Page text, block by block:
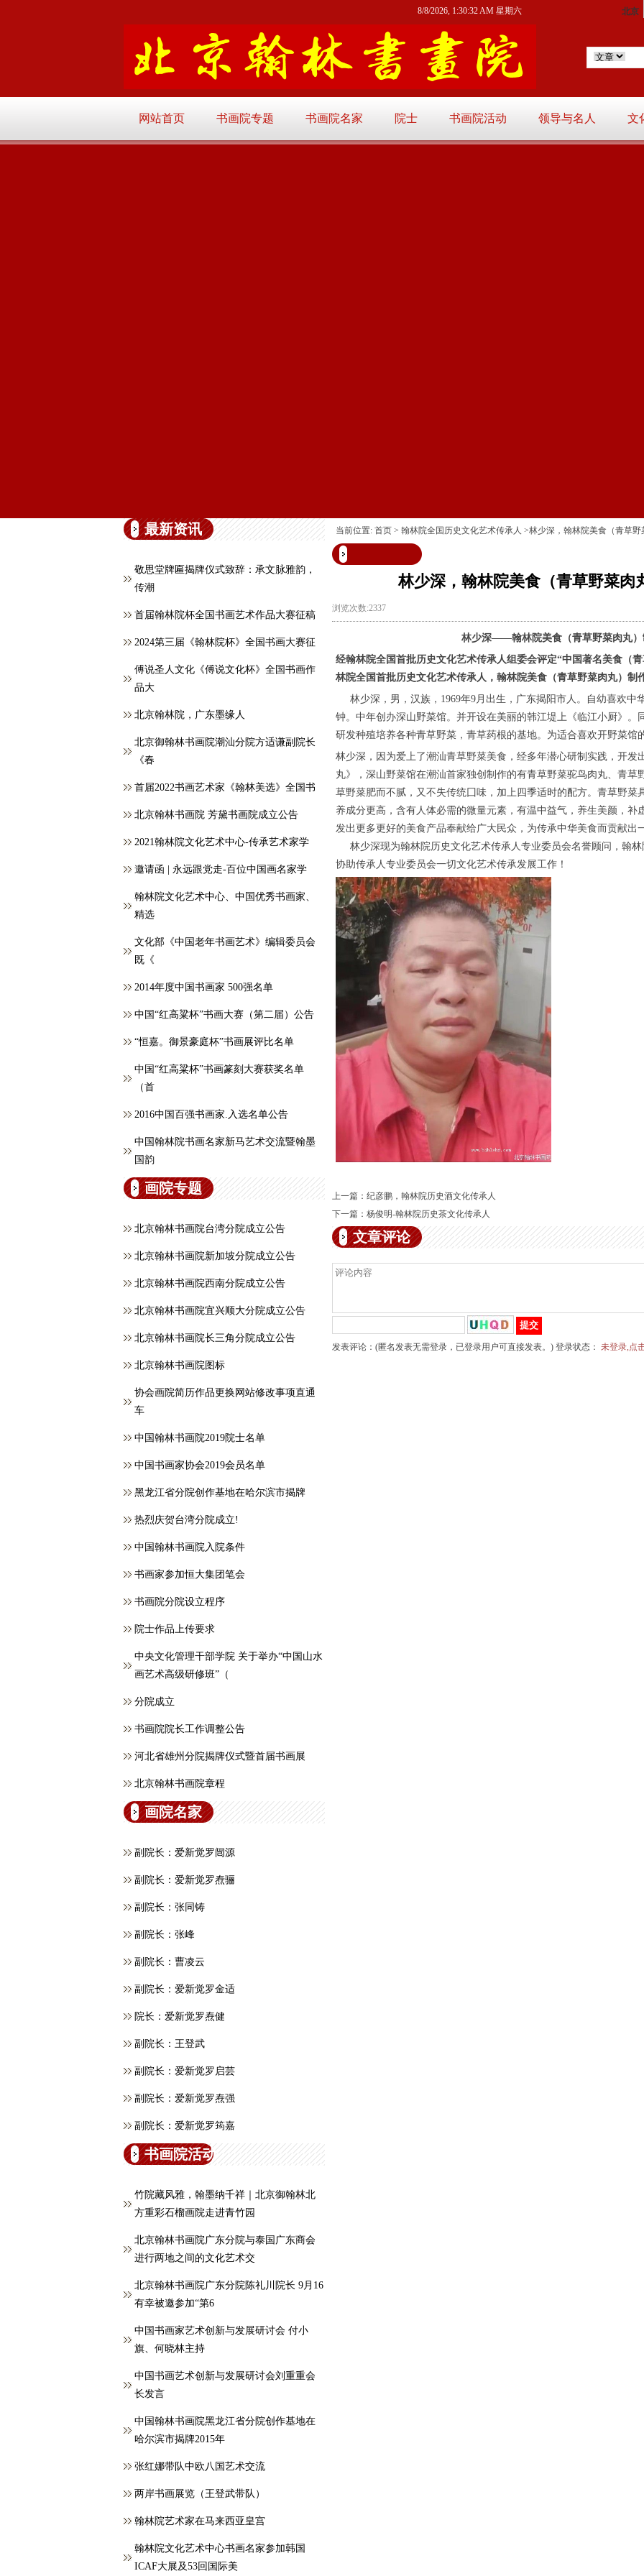
网站首页 书画院专题 书画院名家 院士 书画院活动 领导与名人 文
8/8/2026, 1:30:33 AM 星期六
最新资讯
敬思堂牌匾揭牌仪式致辞：承文脉雅韵，
传潮
首届翰林院杯全国书画艺术作品大赛征稿
2024第三届《翰林院杯》全国书画大赛征
傅说圣人文化《傅说文化杯》全国书画作
品大
北京翰林院，广东墨缘人
北京御翰林书画院潮汕分院方适谦副院长
《春
首届2022书画艺术家《翰林美选》全国书
北京翰林书画院 芳黛书画院成立公告
2021翰林院文化艺术中心-传承艺术家学
邀请函 | 永远跟党走-百位中国画名家学
翰林院文化艺术中心、中国优秀书画家、
精选
文化部《中国老年书画艺术》编辑委员会
既《
2014年度中国书画家 500强名单
中国“红高粱杯”书画大赛（第二届）公告
“恒嘉。御景豪庭杯”书画展评比名单
中国“红高粱杯”书画篆刻大赛获奖名单
（首
2016中国百强书画家.入选名单公告
中国翰林院书画名家新马艺术交流暨翰墨
国韵
画院专题
北京翰林书画院台湾分院成立公告
北京翰林书画院新加坡分院成立公告
北京翰林书画院西南分院成立公告
北京翰林书画院宜兴顺大分院成立公告
北京翰林书画院长三角分院成立公告
北京翰林书画院图标
协会画院简历作品更换网站修改事项直通
车
中国翰林书画院2019院士名单
中国书画家协会2019会员名单
黑龙江省分院创作基地在哈尔滨市揭牌
热烈庆贺台湾分院成立!
中国翰林书画院入院条件
书画家参加恒大集团笔会
书画院分院设立程序
院士作品上传要求
中央文化管理干部学院 关于举办“中国山水
画艺术高级研修班”（
分院成立
书画院院长工作调整公告
河北省雄州分院揭牌仪式暨首届书画展
北京翰林书画院章程
画院名家
副院长：爱新觉罗闿源
副院长：爱新觉罗焘骊
副院长：张同铸
副院长：张峰
副院长：曹凌云
副院长：爱新觉罗金适
院长：爱新觉罗焘健
副院长：王登武
副院长：爱新觉罗启芸
副院长：爱新觉罗焘强
副院长：爱新觉罗筠嘉
书画院活动
竹院藏风雅，翰墨纳千祥｜北京御翰林北
方重彩石榴画院走进青竹园
北京翰林书画院广东分院与泰国广东商会
进行两地之间的文化艺术交
北京翰林书画院广东分院陈礼川院长 9月16
有幸被邀参加“第6
中国书画家艺术创新与发展研讨会 付小
旗、何晓林主持
中国书画艺术创新与发展研讨会刘重重会
长发言
中国翰林书画院黑龙江省分院创作基地在
哈尔滨市揭牌2015年
张红娜带队中欧八国艺术交流
两岸书画展览（王登武带队）
翰林院艺术家在马来西亚皇宫
翰林院文化艺术中心书画名家参加韩国
ICAF大展及53回国际美
当前位置: 首页 > 翰林院全国历史文化艺术传承人 >林少深，翰林院美食（青草
林少深，翰林院美食（青草野菜肉
浏览次数:2337
林少深——翰林院美食（青草野菜肉丸
经翰林院全国首批历史文化艺术传承人组委会评定“中国著名美食（
林院全国首批历史文化艺术传承人，翰林院美食（青草野菜肉丸）制
林少深，男，汉族，1969年9月出生，广东揭阳市人。自幼喜欢中
钟。中年创办深山野菜馆。并开设在美丽的韩江堤上《临江小厨》。
研发种殖培养各种青草野菜，青草药根的基地。为适合喜欢开野菜馆
林少深，因为爱上了潮汕青草野菜美食，经多年潜心研制实践，开发
丸》，深山野菜馆在潮汕首家独创制作的有青草野菜驼鸟肉丸、青
草野菜肥而不腻，又不失传统囗味，加上四季适时的配方。青草野菜
养成分更高，含有人体必需的微量元素，有温中益气，养生美颜，
发出更多更好的美食产品奉献给广大民众，为传承中华美食而贡献出
林少深现为翰林院历史文化艺术传承人专业委员会名誉顾问，翰
协助传承人专业委员会一切文化艺术传承发展工作！
上一篇： 纪彦鹏，翰林院历史酒文化传承人
下一篇： 杨俊明-翰林院历史茶文化传承人
文章评论
发表评论：(匿名发表无需登录，已登录用户可直接发表。) 登录状态： 未登录,点